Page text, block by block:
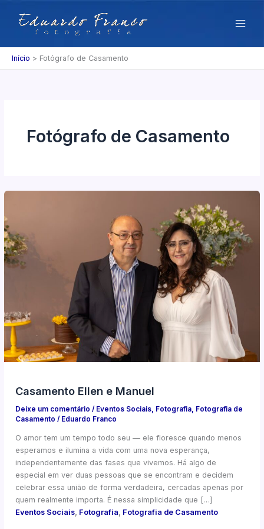
Início
Fotógrafo de Casamento
Fotógrafo de Casamento
Casamento Ellen e Manuel
Deixe um comentário / Eventos Sociais, Fotografia, Fotografia de
Casamento / Eduardo Franco
O amor tem um tempo todo seu — ele floresce quando menos
esperamos e ilumina a vida com uma nova esperança,
independentemente das fases que vivemos. Há algo de
especial em ver duas pessoas que se encontram e decidem
celebrar essa união de forma verdadeira, cercadas apenas por
quem realmente importa. É nessa simplicidade que […]
Eventos Sociais Fotografia Fotografia de Casamento